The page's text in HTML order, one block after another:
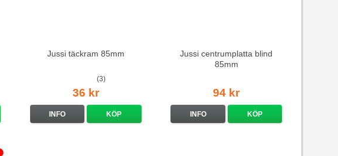
Jussi täckram 85mm
(3)
36 kr
INFO KÖP
Jussi centrumplatta blind
85mm
94 kr
INFO KÖP